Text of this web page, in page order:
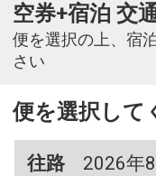
空券+宿泊 交
便を選択の上、宿
さい
便を選択して
往路
2026年